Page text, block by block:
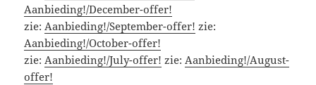
Aanbieding!/December-offer!
zie: Aanbieding!/September-offer! zie:
Aanbieding!/October-offer!
zie: Aanbieding!/July-offer! zie: Aanbieding!/August-
offer!